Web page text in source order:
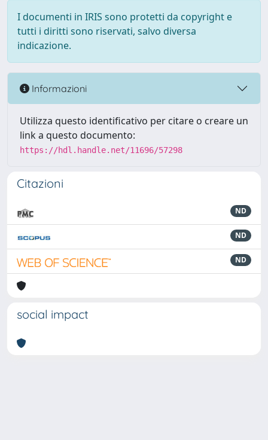
I documenti in IRIS sono protetti da copyright e
tutti i diritti sono riservati, salvo diversa
indicazione.
Informazioni
Utilizza questo identificativo per citare o creare un
link a questo documento:
https://hdl.handle.net/11696/57298
Citazioni
ND
ND
ND
social impact